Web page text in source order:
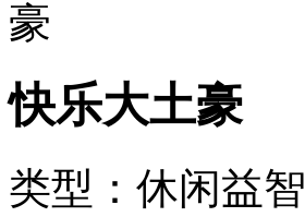
快乐大土豪
类型：休闲益智